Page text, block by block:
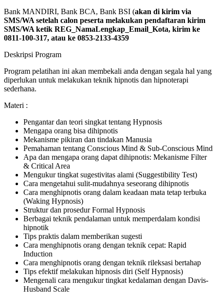
Bank MANDIRI, Bank BCA, Bank BSI (akan di kirim via
SMS/WA setelah calon peserta melakukan pendaftaran kirim
SMS/WA ketik REG_NamaLengkap_Email_Kota, kirim ke
0811-100-317, atau ke 0853-2133-4359
Deskripsi Program
Program pelatihan ini akan membekali anda dengan segala hal yang
diperlukan untuk melakukan teknik hipnotis dan hipnoterapi
sederhana.
Materi :
Pengantar dan teori singkat tentang Hypnosis
Mengapa orang bisa dihipnotis
Mekanisme pikiran dan tindakan Manusia
Pemahaman tentang Conscious Mind & Sub-Conscious Mind
Apa dan mengapa orang dapat dihipnotis: Mekanisme Filter
& Critical Area
Mengukur tingkat sugestivitas alami (Suggestibility Test)
Cara mengetahui sulit-mudahnya seseorang dihipnotis
Cara menghipnotis orang dalam keadaan mata tetap terbuka
(Waking Hypnosis)
Struktur dan prosedur Formal Hypnosis
Berbagai teknik pendalaman untuk memperdalam kondisi
hipnotik
Tips praktis dalam memberikan sugesti
Cara menghipnotis orang dengan teknik cepat: Rapid
Induction
Cara menghipnotis orang dengan teknik rileksasi bertahap
Tips efektif melakukan hipnosis diri (Self Hypnosis)
Mengenali cara mengukur tingkat kedalaman dengan Davis-
Husband Scale